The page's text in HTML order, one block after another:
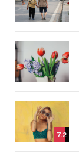
7.2